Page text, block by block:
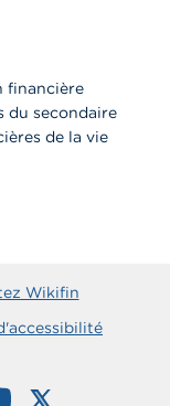
financière
du secondaire
de la vie
Wikifin